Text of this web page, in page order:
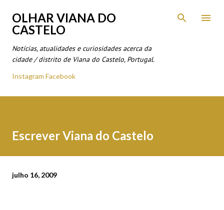
Avançar para o conteúdo principal
OLHAR VIANA DO
CASTELO
Notícias, atualidades e curiosidades acerca da
cidade / distrito de Viana do Castelo, Portugal.
Instagram Facebook
Escrever Viana do Castelo
julho 16, 2009